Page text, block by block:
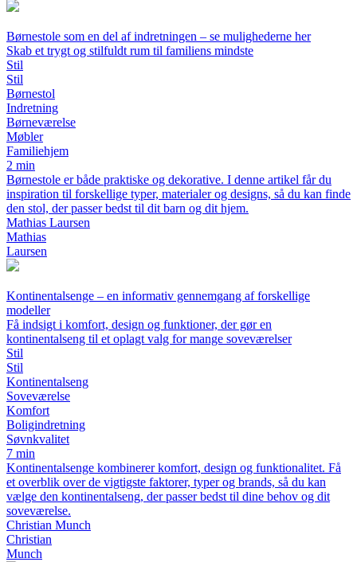
Børnestole som en del af indretningen – se mulighederne her
Skab et trygt og stilfuldt rum til familiens mindste
Stil
Stil
Børnestol
Indretning
Børneværelse
Møbler
Familiehjem
2 min
Børnestole er både praktiske og dekorative. I denne artikel får du
inspiration til forskellige typer, materialer og designs, så du kan finde
den stol, der passer bedst til dit barn og dit hjem.
Mathias Laursen
Mathias
Laursen
Kontinentalsenge – en informativ gennemgang af forskellige
modeller
Få indsigt i komfort, design og funktioner, der gør en
kontinentalseng til et oplagt valg for mange soveværelser
Stil
Stil
Kontinentalseng
Soveværelse
Komfort
Boligindretning
Søvnkvalitet
7 min
Kontinentalsenge kombinerer komfort, design og funktionalitet. Få
et overblik over de vigtigste faktorer, typer og brands, så du kan
vælge den kontinentalseng, der passer bedst til dine behov og dit
soveværelse.
Christian Munch
Christian
Munch